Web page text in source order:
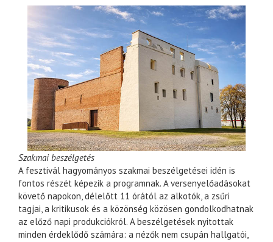
Szakmai beszélgetés
A fesztivál hagyományos szakmai beszélgetései idén is
fontos részét képezik a programnak. A versenyelőadásokat
követő napokon, délelőtt 11 órától az alkotók, a zsűri
tagjai, a kritikusok és a közönség közösen gondolkodhatnak
az előző napi produkciókról. A beszélgetések nyitottak
minden érdeklődő számára: a nézők nem csupán hallgatói,